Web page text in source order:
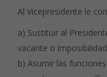
Al Vicepresidente le
a) Sustituir al
vacante o
b) Asumir las